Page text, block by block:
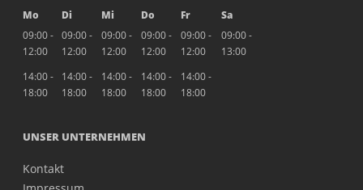
Mo Di Mi Do Fr
Sa
09:00 -
12:00
09:00 -
12:00
09:00 -
12:00
09:00 -
12:00
09:00 -
12:00
09:00 -
13:00
14:00 -
18:00
14:00 -
18:00
14:00 -
18:00
14:00 -
18:00
14:00 -
18:00
UNSER UNTERNEHMEN
Kontakt